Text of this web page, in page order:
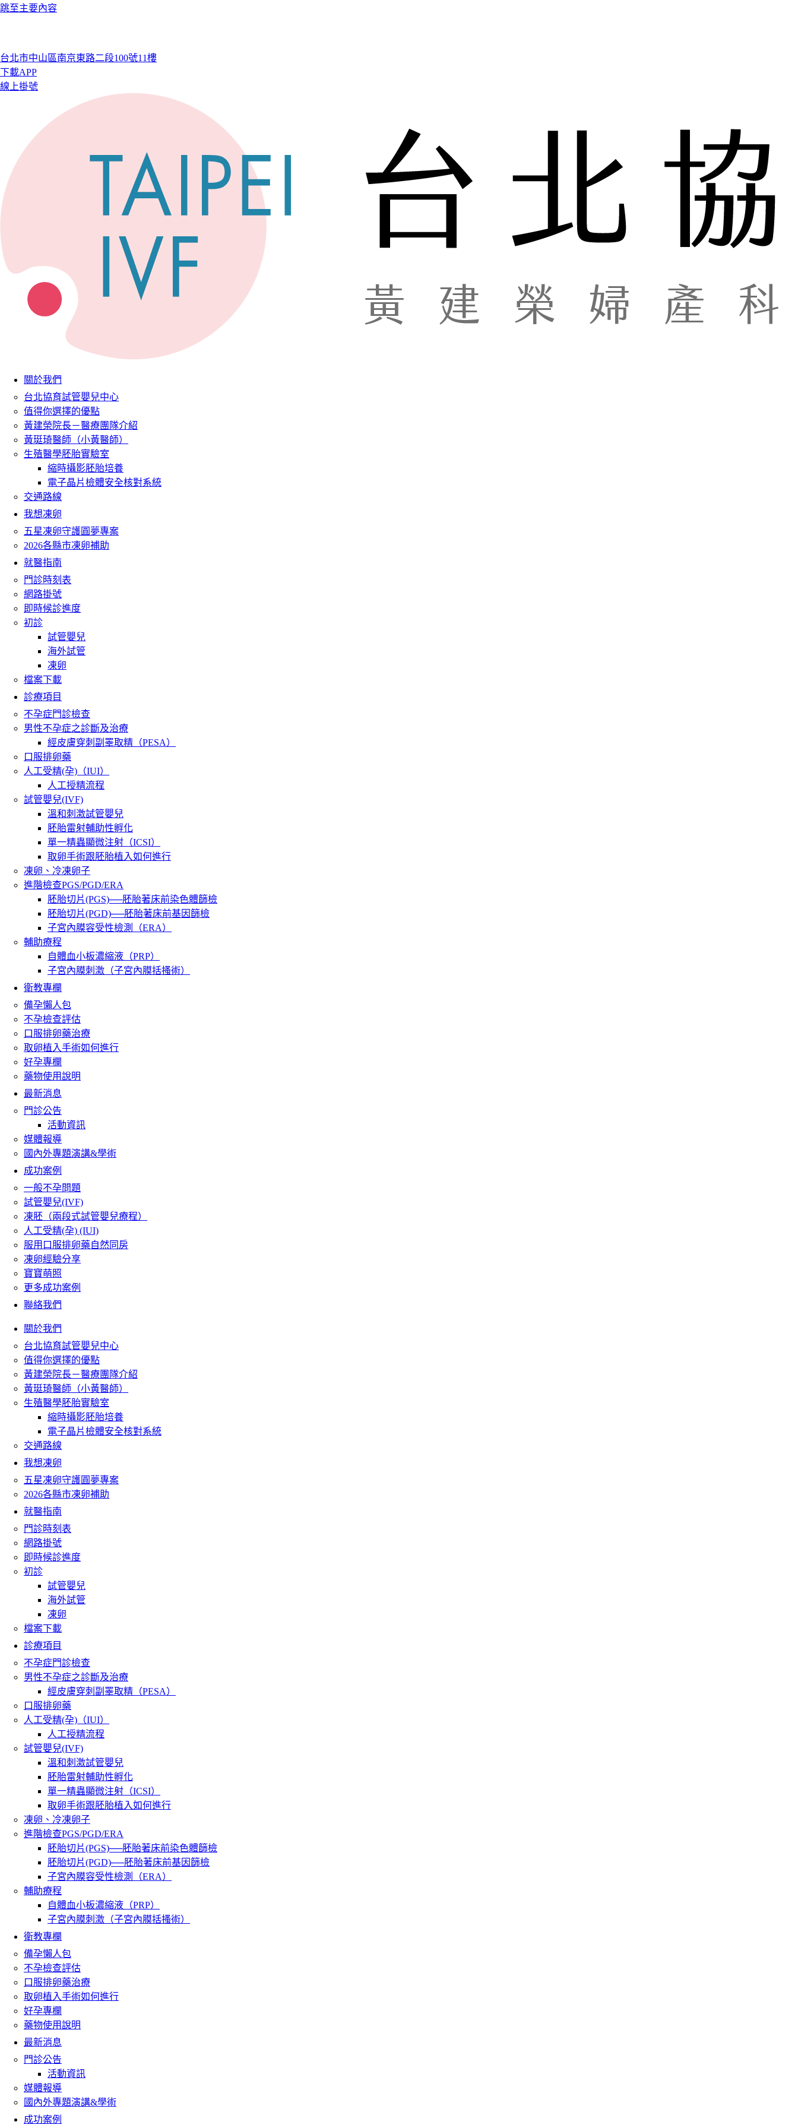
跳至主要內容
台北市中山區南京東路二段100號11樓
下載APP
線上掛號
關於我們
台北協育試管嬰兒中心
值得你選擇的優點
黃建榮院長－醫療團隊介紹
黃珽琦醫師（小黃醫師）
生殖醫學胚胎實驗室
縮時攝影胚胎培養
電子晶片檢體安全核對系統
交通路線
我想凍卵
五星凍卵守護圓夢專案
2026各縣市凍卵補助
就醫指南
門診時刻表
網路掛號
即時候診進度
初診
試管嬰兒
海外試管
凍卵
檔案下載
診療項目
不孕症門診檢查
男性不孕症之診斷及治療
經皮膚穿刺副睪取精（PESA）
口服排卵藥
人工受精(孕)（IUI）
人工授精流程
試管嬰兒(IVF)
溫和刺激試管嬰兒
胚胎雷射輔助性孵化
單一精蟲顯微注射（ICSI）
取卵手術跟胚胎植入如何進行
凍卵、冷凍卵子
進階檢查PGS/PGD/ERA
胚胎切片(PGS)──胚胎著床前染色體篩檢
胚胎切片(PGD)──胚胎著床前基因篩檢
子宮內膜容受性檢測（ERA）
輔助療程
自體血小板濃縮液（PRP）
子宮內膜刺激（子宮內膜括搔術）
衛教專欄
備孕懶人包
不孕檢查評估
口服排卵藥治療
取卵植入手術如何進行
好孕專欄
藥物使用說明
最新消息
門診公告
活動資訊
媒體報導
國內外專題演講&學術
成功案例
一般不孕問題
試管嬰兒(IVF)
凍胚（兩段式試管嬰兒療程）
人工受精(孕) (IUI)
服用口服排卵藥自然同房
凍卵經驗分享
寶寶萌照
更多成功案例
聯絡我們
關於我們
台北協育試管嬰兒中心
值得你選擇的優點
黃建榮院長－醫療團隊介紹
黃珽琦醫師（小黃醫師）
生殖醫學胚胎實驗室
縮時攝影胚胎培養
電子晶片檢體安全核對系統
交通路線
我想凍卵
五星凍卵守護圓夢專案
2026各縣市凍卵補助
就醫指南
門診時刻表
網路掛號
即時候診進度
初診
試管嬰兒
海外試管
凍卵
檔案下載
診療項目
不孕症門診檢查
男性不孕症之診斷及治療
經皮膚穿刺副睪取精（PESA）
口服排卵藥
人工受精(孕)（IUI）
人工授精流程
試管嬰兒(IVF)
溫和刺激試管嬰兒
胚胎雷射輔助性孵化
單一精蟲顯微注射（ICSI）
取卵手術跟胚胎植入如何進行
凍卵、冷凍卵子
進階檢查PGS/PGD/ERA
胚胎切片(PGS)──胚胎著床前染色體篩檢
胚胎切片(PGD)──胚胎著床前基因篩檢
子宮內膜容受性檢測（ERA）
輔助療程
自體血小板濃縮液（PRP）
子宮內膜刺激（子宮內膜括搔術）
衛教專欄
備孕懶人包
不孕檢查評估
口服排卵藥治療
取卵植入手術如何進行
好孕專欄
藥物使用說明
最新消息
門診公告
活動資訊
媒體報導
國內外專題演講&學術
成功案例